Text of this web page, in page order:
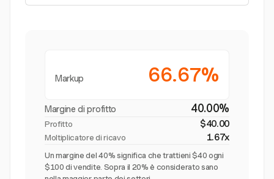
Markup 66.67%
Margine di profitto 40.00%
Profitto $40.00
Moltiplicatore di ricavo 1.67x
Un margine del 40% significa che trattieni $40 ogni
$100 di vendite. Sopra il 20% è considerato sano